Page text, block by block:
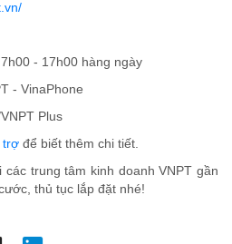
- 17h00 hàng ngày
- VinaPhone
Plus
trợ để biết thêm chi tiết.
trung tâm kinh doanh VNPT gần
thủ tục lắp đặt nhé!